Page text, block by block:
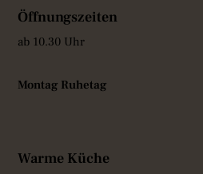
Öffnungszeiten
ab 10.30 Uhr
Montag Ruhetag
Warme Küche